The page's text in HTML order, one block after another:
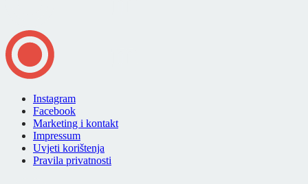
Instagram
Facebook
Marketing i kontakt
Impressum
Uvjeti korištenja
Pravila privatnosti